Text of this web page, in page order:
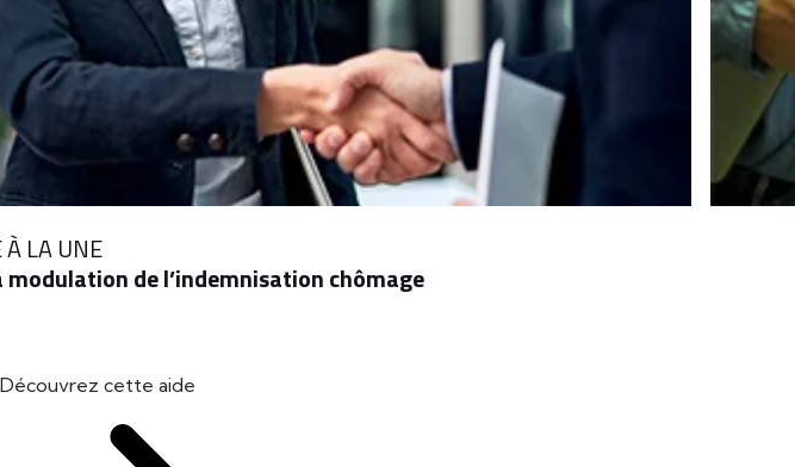
LA UNE
de l’indemnisation chômage
Découvrez cette aide